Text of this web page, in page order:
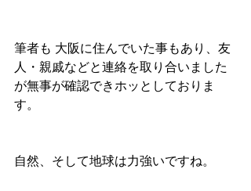
筆者も 大阪に住んでいた事もあり、友
人・親戚などと連絡を取り合いました
が無事が確認できホッとしておりま
す。
自然、そして地球は力強いですね。